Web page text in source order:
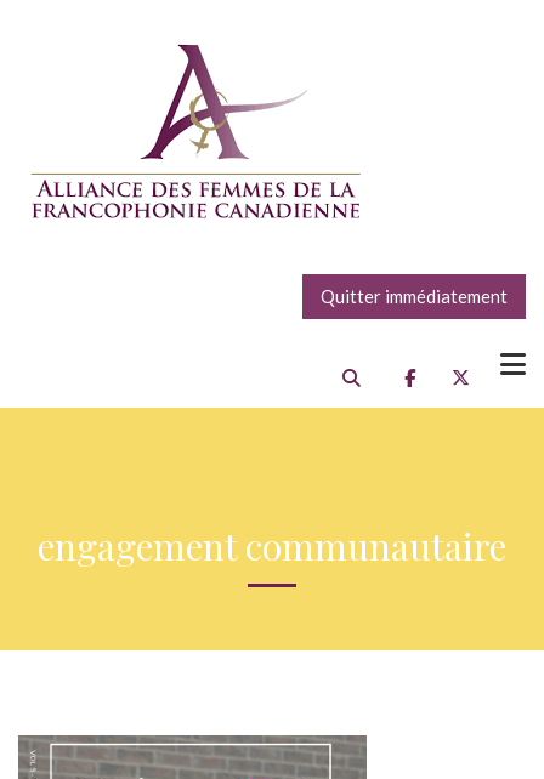
Quitter immédiatement
engagement communautaire